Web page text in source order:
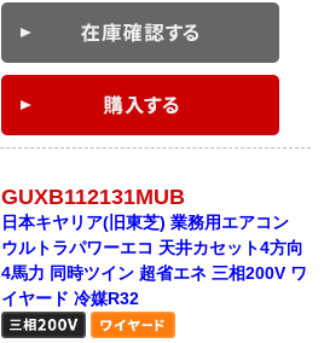
GUXB112131MUB
日本キヤリア(旧東芝) 業務用エアコン
ウルトラパワーエコ 天井カセット4方向
4馬力 同時ツイン 超省エネ 三相200V ワ
イヤード 冷媒R32